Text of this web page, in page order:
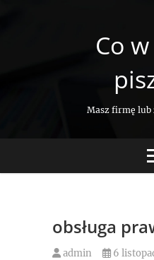
Co
Masz firmę lub
obsługa
admin 6